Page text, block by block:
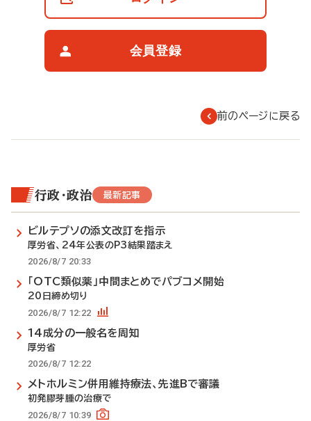
会員登録
前のページに戻る
行政・政治 最新記事
ビルテプソの添文改訂を指示
厚労省、24年公表のP3結果踏まえ
2026/8/7 20:33
「OTC類似薬」中間まとめでパブコメ開始
20日締め切り
2026/8/7 12:22
14成分の一般名を周知
厚労省
2026/8/7 12:22
メトホルミン併用維持療法、先進Bで審議
初発膠芽腫の治療で
2026/8/7 10:39